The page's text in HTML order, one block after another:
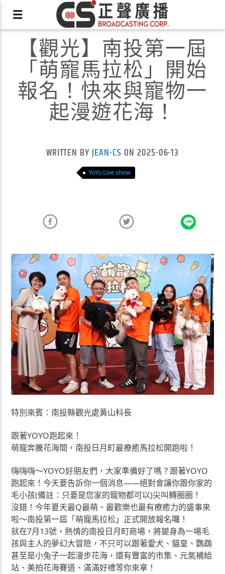
X
【觀光】南投第一屆
「萌寵馬拉松」開始
報名！快來與寵物一
起漫遊花海！
WRITTEN BYJEAN-CS ON 2025-06-13
YoYo Live show
特別來賓：南投縣觀光處黃山科長
跟著YOYO跑起來！
萌寵奔騰花海間，南投日月町最療癒馬拉松開跑啦！
嗨嗨嗨～YOYO好朋友們，大家準備好了嗎？跟著YOYO
跑起來！今天要告訴你一個消息——絕對會讓你跟你家的
毛小孩(備註：只要是您家的寵物都可以)尖叫轉圈圈！
沒錯！今年夏天最Q最萌、最歡樂也最有療癒力的盛事來
啦～南投第一屆「萌寵馬拉松」正式開放報名囉！
就在7月13號，熱情的南投日月町商場，將變身為一場毛
孩與主人的夢幻大冒險，不只可以跟著愛犬、貓皇、鸚鵡
甚至是小兔子一起漫步花海，還有豐富的市集、元氣補給
站、美拍花海賽道、滿滿好禮等你來拿！